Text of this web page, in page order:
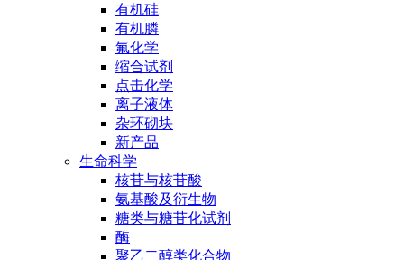
有机硅
有机膦
氟化学
缩合试剂
点击化学
离子液体
杂环砌块
新产品
生命科学
核苷与核苷酸
氨基酸及衍生物
糖类与糖苷化试剂
酶
聚乙二醇类化合物